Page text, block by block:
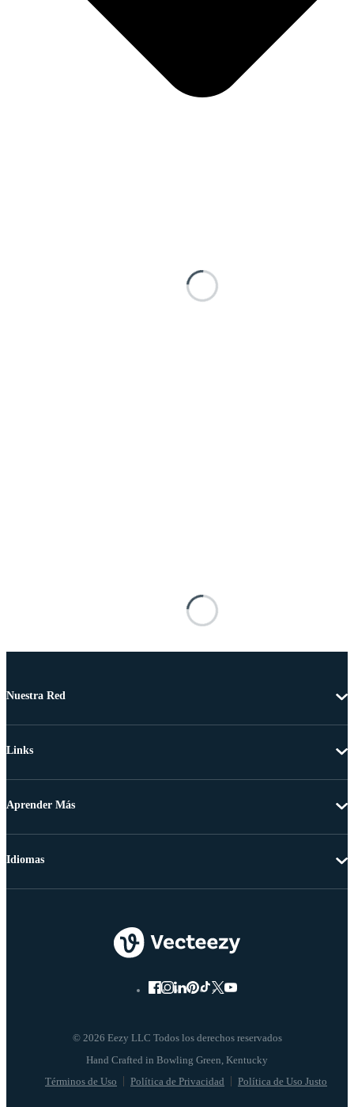
Nuestra Red
Links
Aprender Más
© 2026 Eezy LLC Todos los derechos reservados
Términos de Uso Política de Privacidad Política de Uso Justo
Idiomas